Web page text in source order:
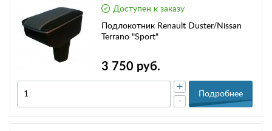
Доступен к заказу
Подлокотник Renault Duster/Nissan
Terrano "Sport"
3 750 руб.
-
+
Подробнее